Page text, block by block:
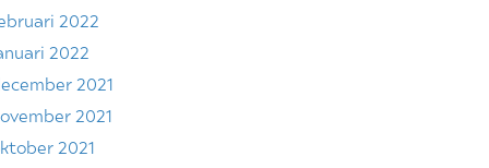
2022
2022
2021
2021
2021